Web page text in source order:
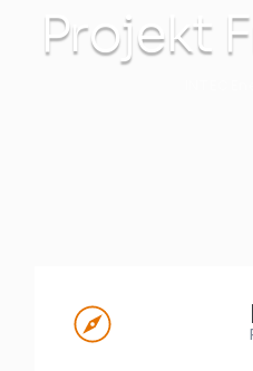
Projekt